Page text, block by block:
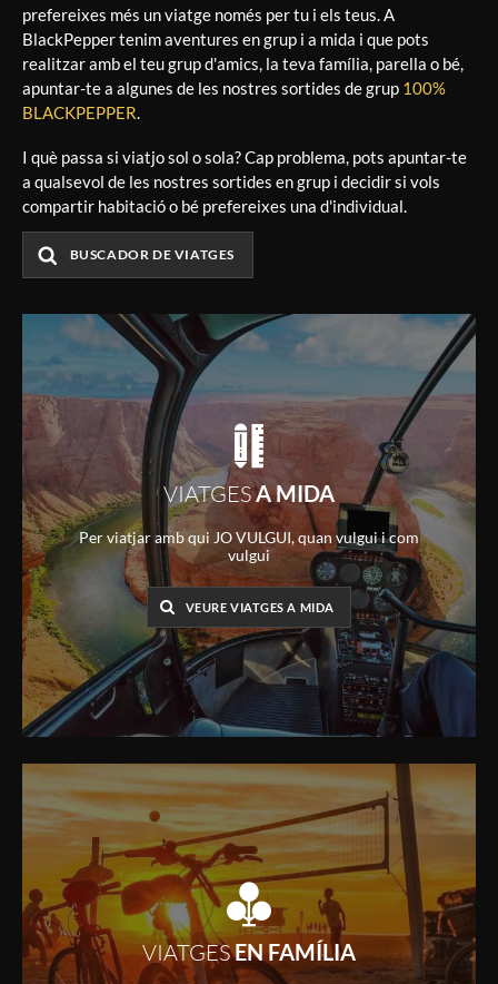
prefereixes més un viatge només per tu i els teus. A
BlackPepper tenim aventures en grup i a mida i que pots
realitzar amb el teu grup d'amics, la teva família, parella o bé,
apuntar-te a algunes de les nostres sortides de grup 100%
BLACKPEPPER.
I què passa si viatjo sol o sola? Cap problema, pots apuntar-te
a qualsevol de les nostres sortides en grup i decidir si vols
compartir habitació o bé prefereixes una d'individual.
BUSCADOR DE VIATGES
VIATGESA MIDA
Per viatjar amb qui JO VULGUI, quan vulgui i com
vulgui
VEURE VIATGES A MIDA
VIATGESEN FAMÍLIA